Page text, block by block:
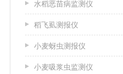
水稻恶苗病监测仪
稻飞虱测报仪
小麦蚜虫测报仪
小麦吸浆虫监测仪